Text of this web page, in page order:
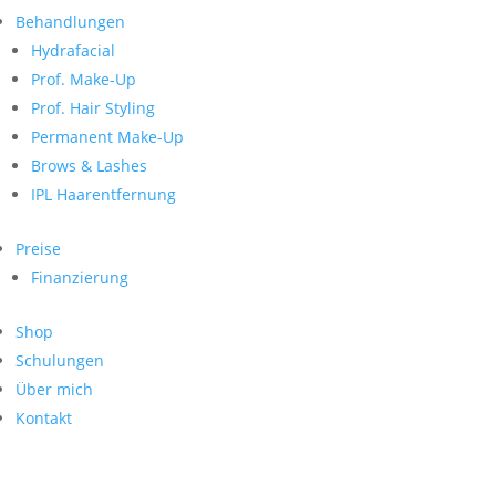
Behandlungen
Hydrafacial
Prof. Make-Up
Prof. Hair Styling
Permanent Make-Up
Brows & Lashes
IPL Haarentfernung
Preise
Finanzierung
Shop
Schulungen
Über mich
Kontakt
nach:
Neueste Kommentare
Archiv
Kategorien
Keine Kategorien
Meta
Anmelden
Feed der Einträge
WordPress.org
Search
nach:
Archive
Kontakt
Impressum
Datenschutz